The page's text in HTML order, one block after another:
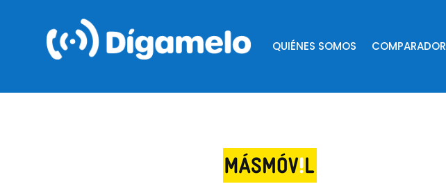
QUIÉNES SOMOS COMPARADOR